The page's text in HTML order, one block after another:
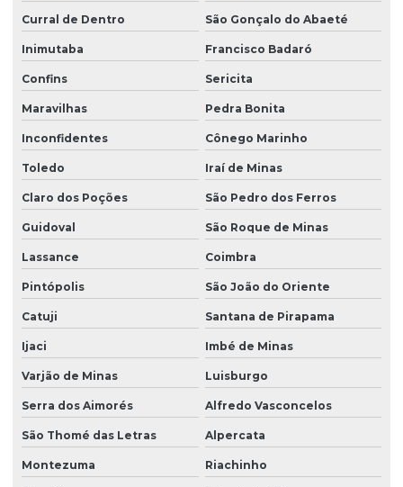
Curral de Dentro São Gonçalo do Abaeté
Inimutaba Francisco Badaró
Confins Sericita
Maravilhas Pedra Bonita
Inconfidentes Cônego Marinho
Toledo Iraí de Minas
Claro dos Poções São Pedro dos Ferros
Guidoval São Roque de Minas
Lassance Coimbra
Pintópolis São João do Oriente
Catuji Santana de Pirapama
Ijaci Imbé de Minas
Varjão de Minas Luisburgo
Serra dos Aimorés Alfredo Vasconcelos
São Thomé das Letras Alpercata
Montezuma Riachinho